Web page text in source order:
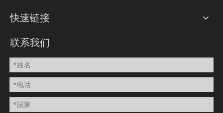
快速链接
联系我们